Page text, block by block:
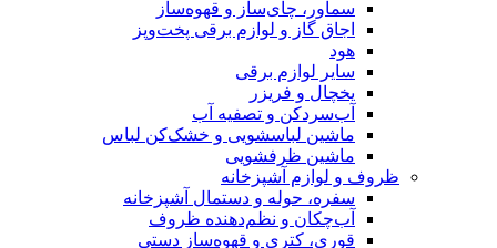
سماور، چای‌ساز و قهوه‌ساز
اجاق گاز و لوازم برقی پخت‌وپز
هود
سایر لوازم برقی
یخچال و فریزر
آب‌سردکن و تصفیه آب
ماشین لباسشویی و خشک‌کن لباس
ماشین ظرفشویی
ظروف و لوازم آشپزخانه
سفره، حوله و دستمال آشپزخانه
آب‌چکان و نظم‌دهنده ظروف
قوری، کتری و قهوه‌ساز دستی